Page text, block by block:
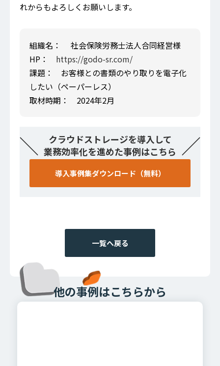
れからもよろしくお願いします。
組織名： 社会保険労務士法人合同経営様
HP： https://godo-sr.com/
課題： お客様との書類のやり取りを電子化
したい（ペーパーレス）
取材時期： 2024年2月
＼
クラウドストレージを導入して
業務効率化を進めた事例はこちら
／
導入事例集ダウンロード（無料）
一覧へ戻る
他の事例はこちらから